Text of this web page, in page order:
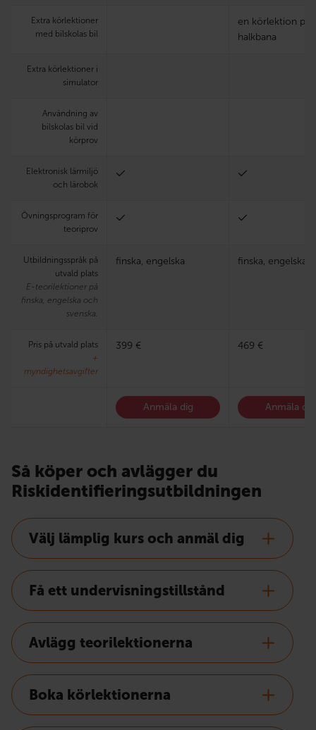
Extra körlektioner
med bilskolas bil
en körlektion på
halkbana
Extra körlektioner i
simulator
Användning av
bilskolas bil vid
körprov
Elektronisk lärmiljö
och lärobok
Övningsprogram för
teoriprov
Utbildningsspråk på
utvald plats
E-teorilektioner på
finska, engelska och
svenska.
finska, engelska finska, engelska
Pris på utvald plats
+
myndighetsavgifter
399 € 469 €
Anmäla dig Anmäla dig
Så köper och avlägger du
Riskidentifieringsutbildningen
Välj lämplig kurs och anmäl dig
Få ett undervisningstillstånd
Avlägg teorilektionerna
Boka körlektionerna